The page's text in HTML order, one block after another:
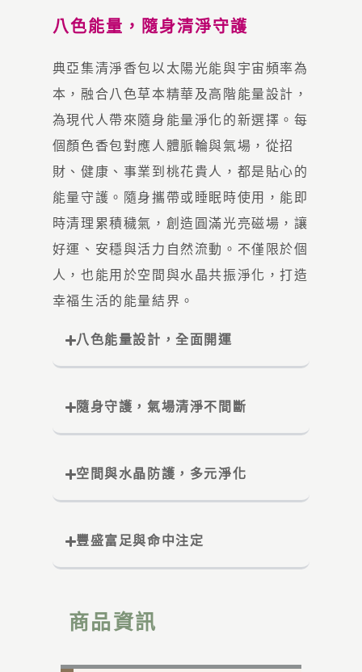
八色能量，隨身清淨守護
典亞集清淨香包以太陽光能與宇宙頻率為
本，融合八色草本精華及高階能量設計，
為現代人帶來隨身能量淨化的新選擇。每
個顏色香包對應人體脈輪與氣場，從招
財、健康、事業到桃花貴人，都是貼心的
能量守護。隨身攜帶或睡眠時使用，能即
時清理累積穢氣，創造圓滿光亮磁場，讓
好運、安穩與活力自然流動。不僅限於個
人，也能用於空間與水晶共振淨化，打造
幸福生活的能量結界。
八色能量設計，全面開運
隨身守護，氣場清淨不間斷
空間與水晶防護，多元淨化
豐盛富足與命中注定
商品資訊